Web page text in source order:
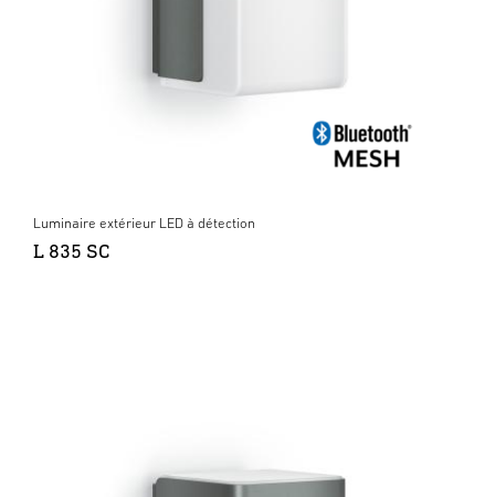
Luminaire extérieur LED à détection
L 835 SC